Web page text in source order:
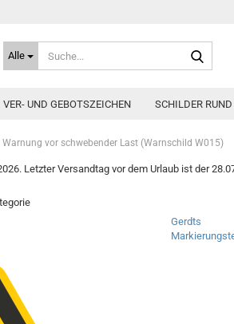
Alle
VER- UND GEBOTSZEICHEN SCHILDER
Warnung vor schwebender Last (Warnschild W015)
Letzter Versandtag vor dem Urlaub ist der
Gerdts